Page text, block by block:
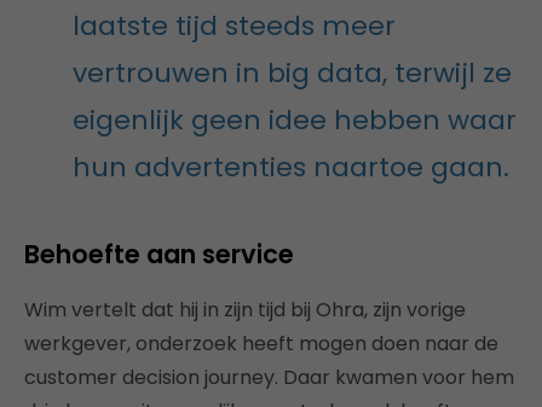
laatste tijd steeds meer
vertrouwen in big data, terwijl ze
eigenlijk geen idee hebben waar
hun advertenties naartoe gaan.
Behoefte aan service
Wim vertelt dat hij in zijn tijd bij Ohra, zijn vorige
werkgever, onderzoek heeft mogen doen naar de
customer decision journey. Daar kwamen voor hem